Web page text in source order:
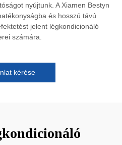
nyújtunk. A Xiamen Bestyn
és hosszú távú
jelent légkondicionáló
számára.
kérése